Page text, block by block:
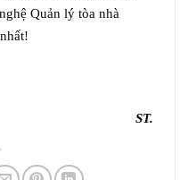
Quản lý tòa nhà
ST.